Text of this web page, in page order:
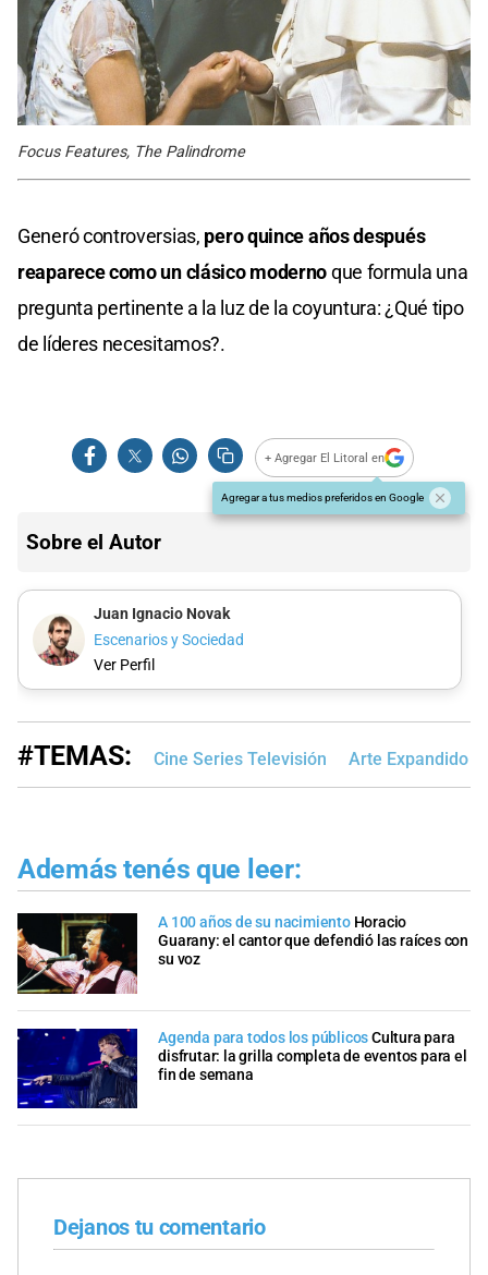
Focus Features, The Palindrome
Generó controversias, pero quince años después
reaparece como un clásico modernoque formula una
pregunta pertinente a la luz de la coyuntura: ¿Qué tipo
de líderes necesitamos?.
+ Agregar El Litoral en
Agregar a tus medios preferidos en Google
Sobre el Autor
Juan Ignacio Novak
Escenarios y Sociedad
Ver Perfil
#TEMAS: Cine Series Televisión Arte Expandido
Además tenés que leer:
A 100 años de su nacimiento Horacio
Guarany: el cantor que defendió las raíces con
su voz
Agenda para todos los públicosCultura para
disfrutar: la grilla completa de eventos para el
fin de semana
Dejanos tu comentario